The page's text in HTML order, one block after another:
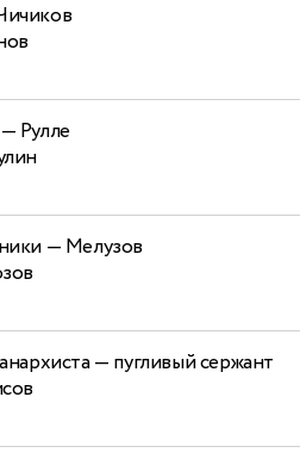
— Рулле
— Мелузов
— пугливый сержант